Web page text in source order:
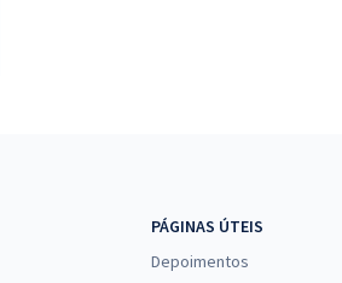
PÁGINAS ÚTEIS
Depoimentos